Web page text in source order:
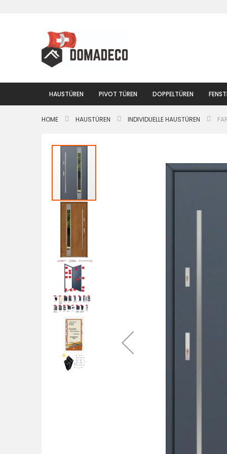
Inhalt
HAUSTÜREN PIVOT TÜREN DOPPELTÜREN
HOME HAUSTÜREN INDIVIDUELLE HAUSTÜREN
Zum
Bildgalerie